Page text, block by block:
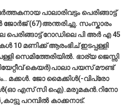
പാലാരിവട്ടം പെരിങ്ങാട്ട്
(67)അന്തരിച്ചു. സംസ്കാരം
റോഡിലെ പി അർ എ 45
മണിക്ക് ആരംഭിച് ഇടപ്പള്ളി
സെമിത്തേരിയിൽ. ഭാര്യ ജെസ്സി
കെയർ)പാലാ പയസ് മൗണ്ട്
മക്കൾ. ജോ മൈക്കിൾ(-വിപ്രോ
എസ്‌ സി ഐ).മരുമകൻ.റിനോ
പറമ്പിൽ കാക്കനാട്.